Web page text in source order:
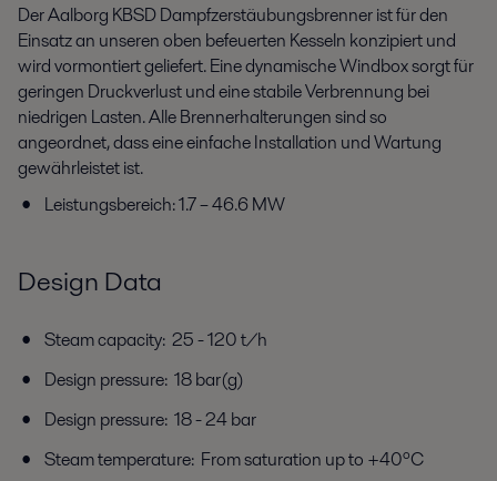
Der Aalborg KBSD Dampfzerstäubungsbrenner ist für den
Einsatz an unseren oben befeuerten Kesseln konzipiert und
wird vormontiert geliefert. Eine dynamische Windbox sorgt für
geringen Druckverlust und eine stabile Verbrennung bei
niedrigen Lasten. Alle Brennerhalterungen sind so
angeordnet, dass eine einfache Installation und Wartung
gewährleistet ist.
Leistungsbereich: 1.7 – 46.6 MW
Design Data
Steam capacity: 25 - 120 t/h
Design pressure: 18 bar(g)
Design pressure: 18 - 24 bar
Steam temperature: From saturation up to +40ºC